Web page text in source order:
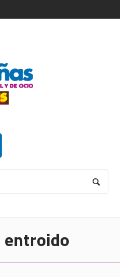
entroido